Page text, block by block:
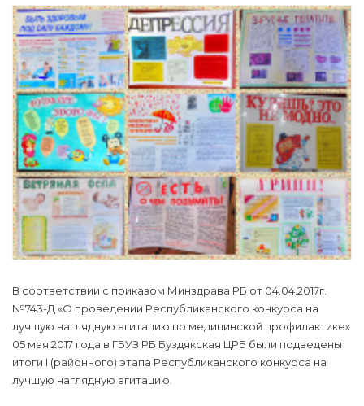
В соответствии с приказом Минздрава РБ от 04.04.2017г.
№743-Д «О проведении Республиканского конкурса на
лучшую наглядную агитацию по медицинской профилактике»
05 мая 2017 года в ГБУЗ РБ Буздякская ЦРБ были подведены
итоги I (районного) этапа Республиканского конкурса на
лучшую наглядную агитацию.